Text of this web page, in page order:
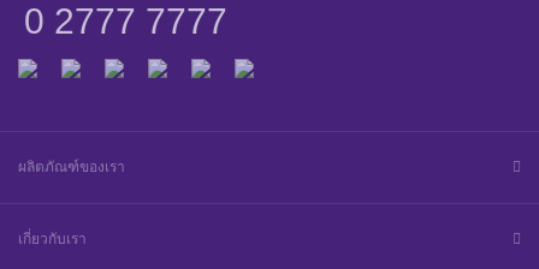
0 2777 7777
ผลิตภัณฑ์ของเรา
เกี่ยวกับเรา